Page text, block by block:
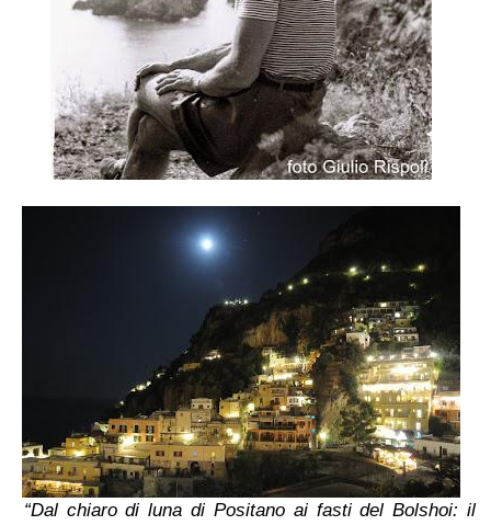
“Dal chiaro di luna di Positano ai fasti del Bolshoi: il